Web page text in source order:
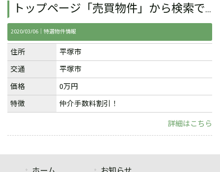
トップページ「売買物件」から検索できます。
2020/03/06｜ 特選物件情報
住所
平塚市
交通
平塚市
価格
0万円
特徴
仲介手数料割引！
詳細はこちら